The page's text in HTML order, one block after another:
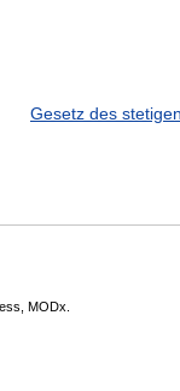
Gesetz des
MODx.